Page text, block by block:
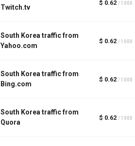
Twitch.tv
$ 0.62 / 1000
South Korea traffic from
Yahoo.com
$ 0.62 / 1000
South Korea traffic from
Bing.com
$ 0.62 / 1000
South Korea traffic from
Quora
$ 0.62 / 1000